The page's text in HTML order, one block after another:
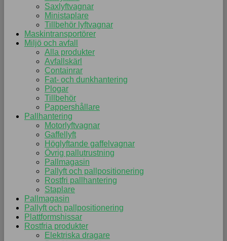
Saxlyftvagnar
Ministaplare
Tillbehör lyftvagnar
Maskintransportörer
Miljö och avfall
Alla produkter
Avfallskärl
Containrar
Fat- och dunkhantering
Plogar
Tillbehör
Pappershållare
Pallhantering
Motorlyftvagnar
Gaffellyft
Höglyftande gaffelvagnar
Övrig pallutrustning
Pallmagasin
Pallyft och pallpositionering
Rostfri pallhantering
Staplare
Pallmagasin
Pallyft och pallpositionering
Plattformshissar
Rostfria produkter
Elektriska dragare